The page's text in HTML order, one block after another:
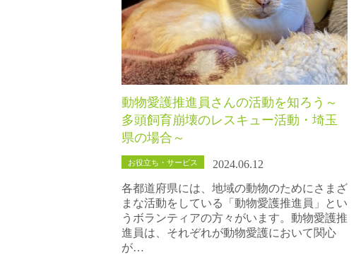
動物愛護推進員さんの活動を知ろう～
多頭飼育崩壊のレスキュー活動・埼玉
県の場合～
お役立ち・サービス
2024.06.12
各都道府県には、地域の動物のためにさまざ
まな活動をしている「動物愛護推進員」とい
うボランティアの方々がいます。動物愛護推
進員は、それぞれが動物愛護において関心
が…